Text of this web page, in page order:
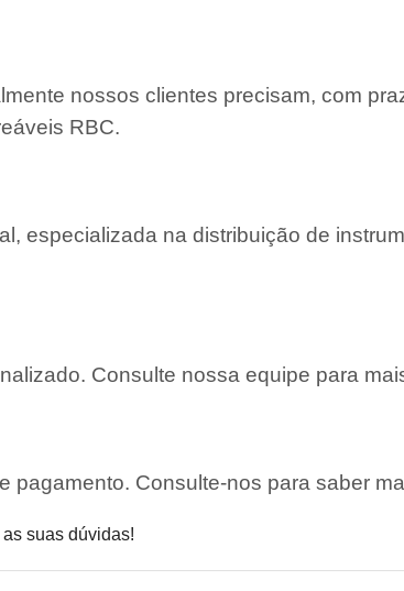
nossos clientes precisam, com
RBC.
especializada na distribuição de
Consulte nossa equipe para
pagamento. Consulte-nos para saber
as suas dúvidas!